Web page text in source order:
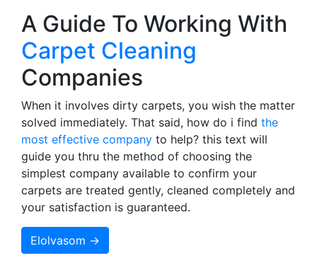
A Guide To Working With
Carpet Cleaning
Companies
When it involves dirty carpets, you wish the matter
solved immediately. That said, how do i find the
most effective company to help? this text will
guide you thru the method of choosing the
simplest company available to confirm your
carpets are treated gently, cleaned completely and
your satisfaction is guaranteed.
Elolvasom →